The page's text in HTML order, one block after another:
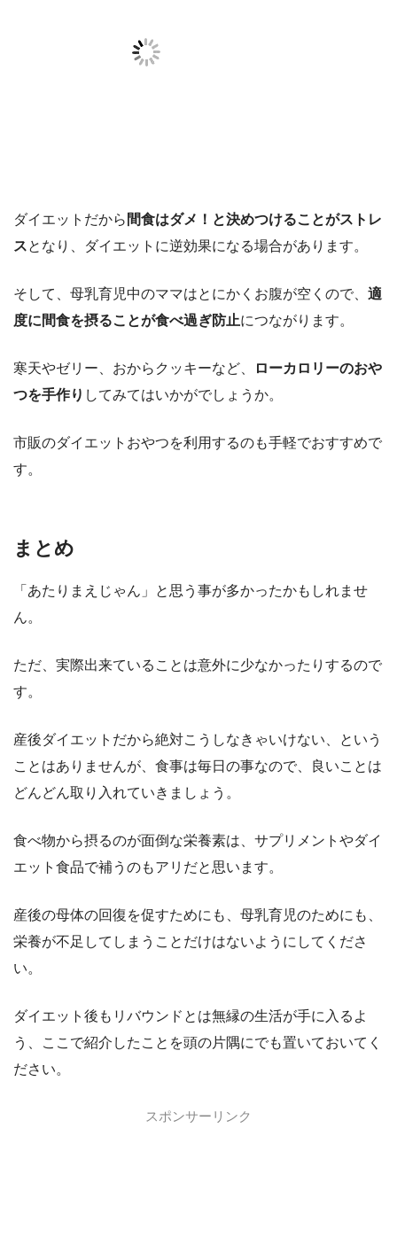
ダイエットだから 間食はダメ！と決めつけることがストレ
スとなり、ダイエットに逆効果になる場合があります。
そして、母乳育児中のママはとにかくお腹が空くので、 適
度に間食を摂ることが食べ過ぎ防止につながります。
寒天やゼリー、おからクッキーなど、
ローカロリーのおや
つを手作り してみてはいかがでしょうか。
市販のダイエットおやつを利用するのも手軽でおすすめで
す。
まとめ
「あたりまえじゃん」と思う事が多かったかもしれませ
ん。
ただ、実際出来ていることは意外に少なかったりするので
す。
産後ダイエットだから絶対こうしなきゃいけない、という
ことはありませんが、食事は毎日の事なので、良いことは
どんどん取り入れていきましょう。
食べ物から摂るのが面倒な栄養素は、サプリメントやダイ
エット食品で補うのもアリだと思います。
産後の母体の回復を促すためにも、母乳育児のためにも、
栄養が不足してしまうことだけはないようにしてくださ
い。
ダイエット後もリバウンドとは無縁の生活が手に入るよ
う、ここで紹介したことを頭の片隅にでも置いておいてく
ださい。
スポンサーリンク